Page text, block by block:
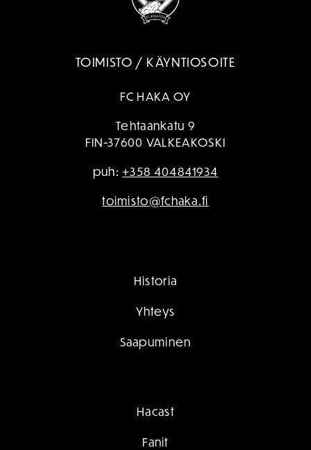
TOIMISTO / KÄYNTIOSOITE
FC HAKA OY
Tehtaankatu 9
FIN-37600 VALKEAKOSKI
puh:+358 404841934
toimisto@fchaka.fi
Historia
Yhteys
Saapuminen
Hacast
Fanit